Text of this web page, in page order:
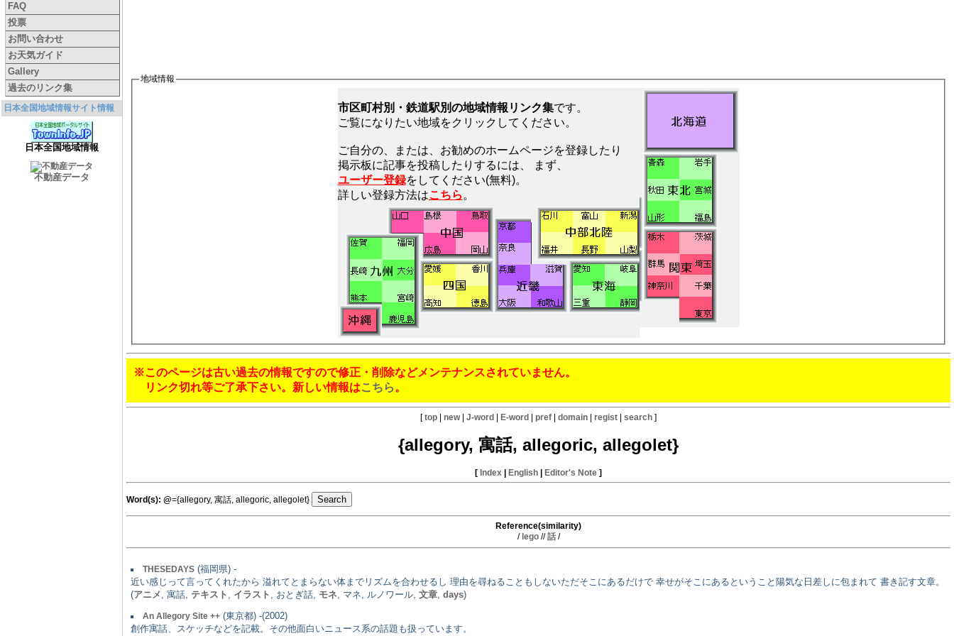
FAQ
投票
お問い合わせ
お天気ガイド
Gallery
過去のリンク集
日本全国地域情報サイト情報
日本全国地域情報
不動産データ
地域情報
市区町村別・鉄道駅別の地域情報リンク集です。
ご覧になりたい地域をクリックしてください。
ご自分の、または、お勧めのホームページを登録したり
掲示板に記事を投稿したりするには、 まず、
ユーザー登録をしてください(無料)。
詳しい登録方法はこちら 。
※このページは古い過去の情報ですので修正・削除などメンテナンスされていません。
リンク切れ等ご了承下さい。新しい情報はこちら。
[top | new| J-word | E-word | pref | domain | regist | search ]
{allegory, 寓話, allegoric, allegolet}
[ Index | English | Editor's Note ]
Word(s): @={allegory, 寓話, allegoric, allegolet}
Reference(similarity)
/lego//話/
THESEDAYS (福岡県) -
近い感じって言ってくれたから 溢れてとまらない体までリズムを合わせるし 理由を尋ねることもしないただそこにあるだけで 幸せがそこにあるということ陽気な日差しに包まれて 書き記す文章。
(アニメ , 寓話, テキスト イラスト , おとぎ話, モネ , マネ, ルノワール, 文章 days)
An Allegory Site ++ (東京都) -(2002)
創作寓話、スケッチなどを記載。その他面白いニュース系の話題も扱っています。